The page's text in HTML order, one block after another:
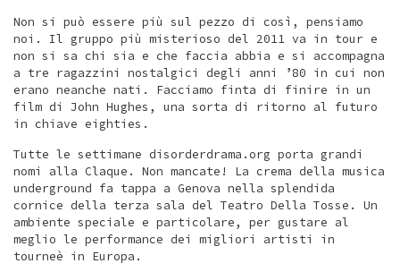
Non si può essere più sul pezzo di così, pensiamo
noi. Il gruppo più misterioso del 2011 va in tour e
non si sa chi sia e che faccia abbia e si accompagna
a tre ragazzini nostalgici degli anni ’80 in cui non
erano neanche nati. Facciamo finta di finire in un
film di John Hughes, una sorta di ritorno al futuro
in chiave eighties.
Tutte le settimane disorderdrama.org porta grandi
nomi alla Claque. Non mancate! La crema della musica
underground fa tappa a Genova nella splendida
cornice della terza sala del Teatro Della Tosse. Un
ambiente speciale e particolare, per gustare al
meglio le performance dei migliori artisti in
tourneè in Europa.